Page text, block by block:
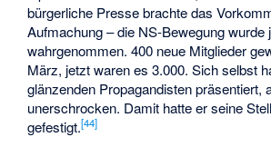
bürgerliche Presse brachte das
Aufmachung – die NS-Bewegung wurde
wahrgenommen. 400 neue Mitglieder
März, jetzt waren es 3.000. Sich selbst
glänzenden Propagandisten präsentiert,
unerschrocken. Damit hatte er seine
gefestigt.[44]